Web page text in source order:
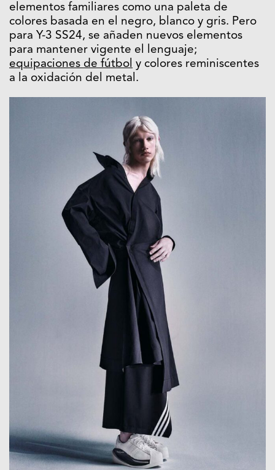
elementos familiares como una paleta de
colores basada en el negro, blanco y gris. Pero
para Y-3 SS24, se añaden nuevos elementos
para mantener vigente el lenguaje;
equipaciones de fútbol y colores reminiscentes
a la oxidación del metal.